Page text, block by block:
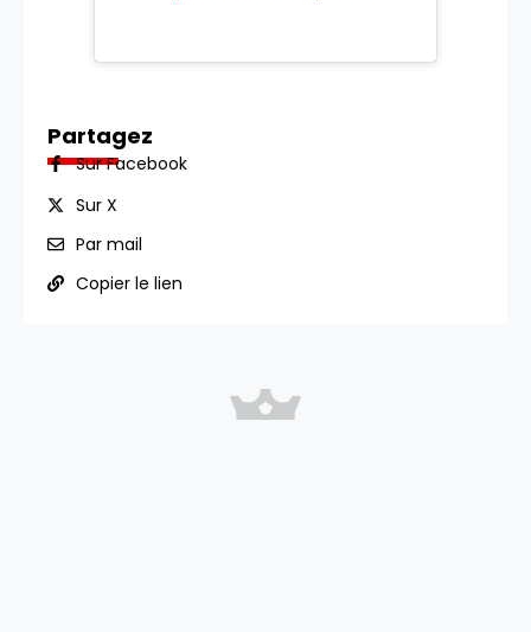
Partagez
Sur Facebook
Sur X
Par mail
Copier le lien